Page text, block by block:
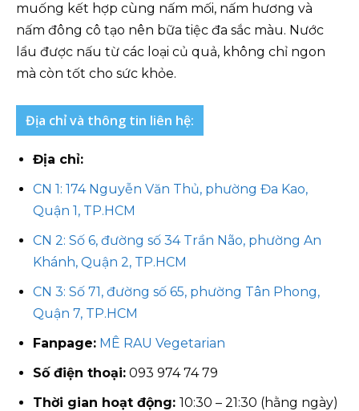
muống kết hợp cùng nấm mối, nấm hương và
nấm đông cô tạo nên bữa tiệc đa sắc màu. Nước
lẩu được nấu từ các loại củ quả, không chỉ ngon
mà còn tốt cho sức khỏe.
Địa chỉ và thông tin liên hệ:
Địa chỉ:
CN 1: 174 Nguyễn Văn Thủ, phường Đa Kao,
Quận 1, TP.HCM
CN 2: Số 6, đường số 34 Trần Não, phường An
Khánh, Quận 2, TP.HCM
CN 3: Số 71, đường số 65, phường Tân Phong,
Quận 7, TP.HCM
Fanpage: MÊ RAU Vegetarian
Số điện thoại: 093 974 74 79
Thời gian hoạt động: 10:30 – 21:30 (hằng ngày)